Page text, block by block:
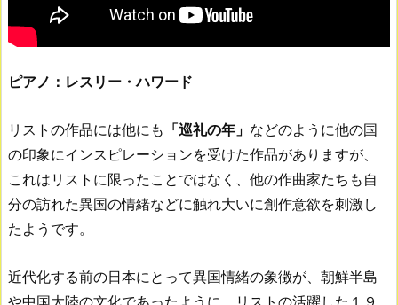
ピアノ：レスリー・ハワード
リストの作品には他にも 「巡礼の年」 などのように他の国
の印象にインスピレーションを受けた作品がありますが、
これはリストに限ったことではなく、他の作曲家たちも自
分の訪れた異国の情緒などに触れ大いに創作意欲を刺激し
たようです。
近代化する前の日本にとって異国情緒の象徴が、朝鮮半島
や中国大陸の文化であったように、リストの活躍した１９